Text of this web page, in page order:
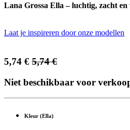
Lana Grossa Ella – luchtig, zacht
Laat je inspireren door onze modellen
5,74 € 5,74€
Niet beschikbaar voor
Kleur (Ella)